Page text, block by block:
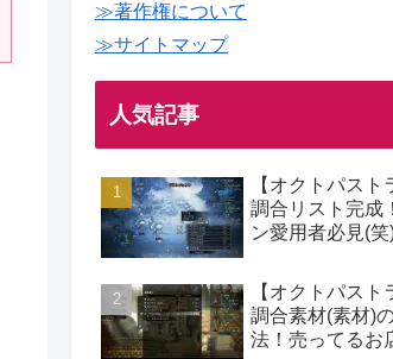
≫著作権について
≫サイトマップ
人気記事
【オクトパスト
調合リスト完成
ン愛用者必見(笑)
【オクトパスト
調合素材(素材)
法！売ってるお